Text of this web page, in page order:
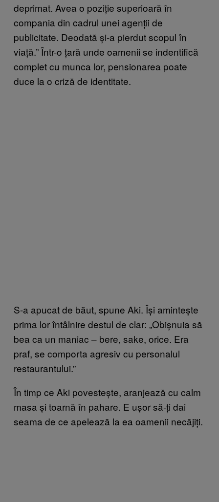
deprimat. Avea o poziție superioară în
compania din cadrul unei agenții de
publicitate. Deodată și-a pierdut scopul în
viață.” Într-o țară unde oamenii se indentifică
complet cu munca lor, pensionarea poate
duce la o criză de identitate.
S-a apucat de băut, spune Aki. Își amintește
prima lor întâlnire destul de clar: „Obișnuia să
bea ca un maniac – bere, sake, orice. Era
praf, se comporta agresiv cu personalul
restaurantului.”
În timp ce Aki povestește, aranjează cu calm
masa și toarnă în pahare. E ușor să-ți dai
seama de ce apelează la ea oamenii necăjiți.